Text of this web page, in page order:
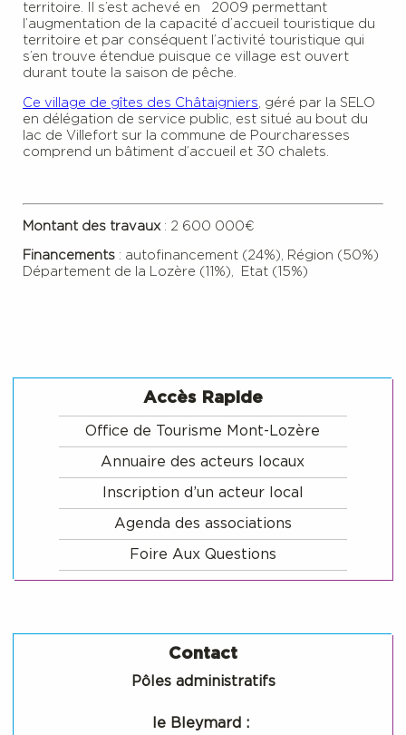
territoire. Il s’est achevé en 2009 permettant
l’augmentation de la capacité d’accueil touristique du
territoire et par conséquent l’activité touristique qui
s’en trouve étendue puisque ce village est ouvert
durant toute la saison de pêche.
Ce village de gîtes des Châtaigniers , géré par la SELO
en délégation de service public, est situé au bout du
lac de Villefort sur la commune de Pourcharesses
comprend un bâtiment d’accueil et 30 chalets.
Montant des travaux: 2 600 000€
Financements : autofinancement (24%), Région (50%)
Département de la Lozère (11%), Etat (15%)
Accès Rapide
Office de Tourisme Mont-Lozère
Annuaire des acteurs locaux
Inscription d’un acteur local
Agenda des associations
Foire Aux Questions
Contact
Pôles administratifs
le Bleymard :